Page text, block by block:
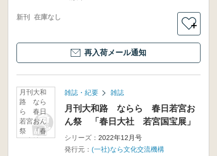
新刊 在庫なし
＋
再入荷メール通知
月刊大和
路 なら
ら 春日
若宮おん
祭 「春
日大社
雑誌・紀要 雑誌
月刊大和路 ならら 春日若宮お
ん祭 「春日大社 若宮国宝展」
シリーズ： 2022年12月号
発行元： (一社)なら文化交流機構